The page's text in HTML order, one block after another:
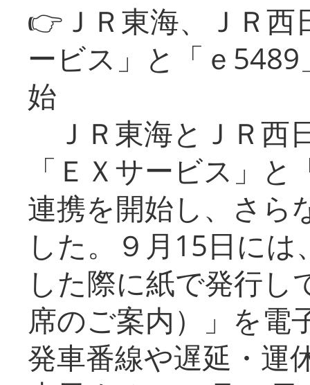
👉ＪＲ東海、ＪＲ
ービス」と「ｅ
始
ＪＲ東海とＪＲ西
「ＥＸサービス」
連携を開始し、さら
した。９月15日に
した際に紙で発行し
席のご案内）」を電
発車番線や遅延・運